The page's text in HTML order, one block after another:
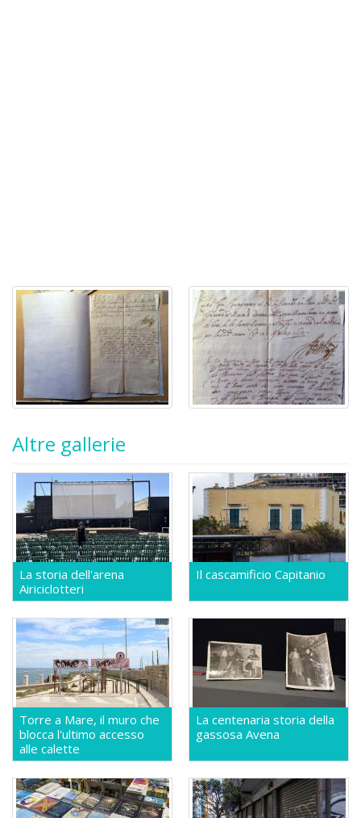
Altre gallerie
La storia dell'arena
Airiciclotteri
Il cascamificio Capitanio
Torre a Mare, il muro che
blocca l'ultimo accesso
alle calette
La centenaria storia della
gassosa Avena